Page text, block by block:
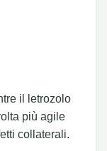
il letrozolo
più agile
collaterali.